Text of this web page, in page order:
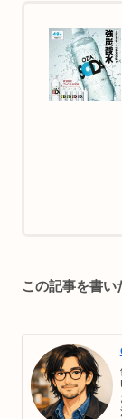
この記事を書い